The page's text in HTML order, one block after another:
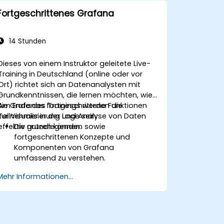
Dashboards zu nutzen.
Alerting-Mechanismen einzurichten, um
verbessern.
Grafana
14 Stunden
von einem Instruktor geleitete Live-
in Deutschland (online oder vor
richtet sich an Datenanalysten mit
die lernen möchten, wie
Grafanas fortgeschrittene Funktionen
Visualisierung und Analyse von Daten
nutzen können.
Ende des Trainings werden die
in der Lage sein:
Die grundlegenden sowie
fortgeschrittenen Konzepte und
Komponenten von Grafana
umfassend zu verstehen.
Dashboards einzusetzen, um die
Datenvisualisierung zu optimieren.
Informationen...